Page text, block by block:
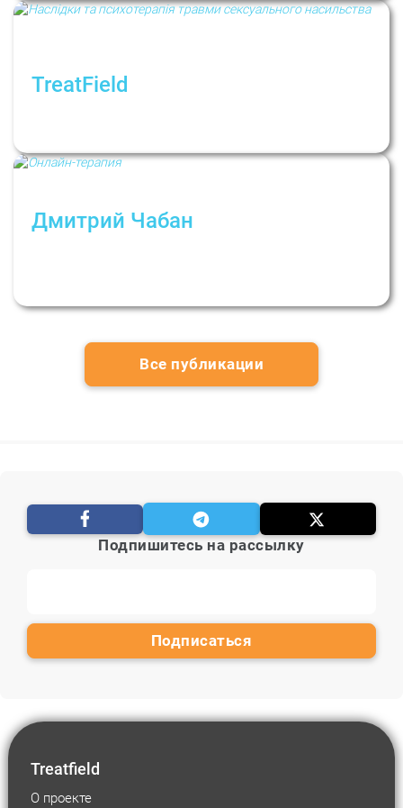
TreatField
Дмитрий Чабан
Все публикации
Подпишитесь на рассылку
Treatfield
О проекте